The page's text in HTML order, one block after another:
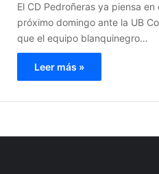
El CD Pedroñeras ya piensa
próximo domingo ante la UB
que el equipo blanquinegro…
Leer más »